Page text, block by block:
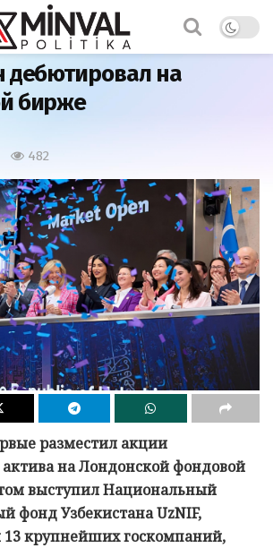
дебютировал на
бирже
482
разместил акции
на Лондонской фондовой
выступил Национальный
фонд Узбекистана UzNIF,
крупнейших госкомпаний,